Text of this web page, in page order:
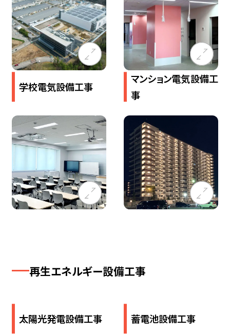
学校​電気設備​工事
マンション電気設備工
事
再生エネルギー設備工事
太陽光発電設備工事 蓄電池設備​工事